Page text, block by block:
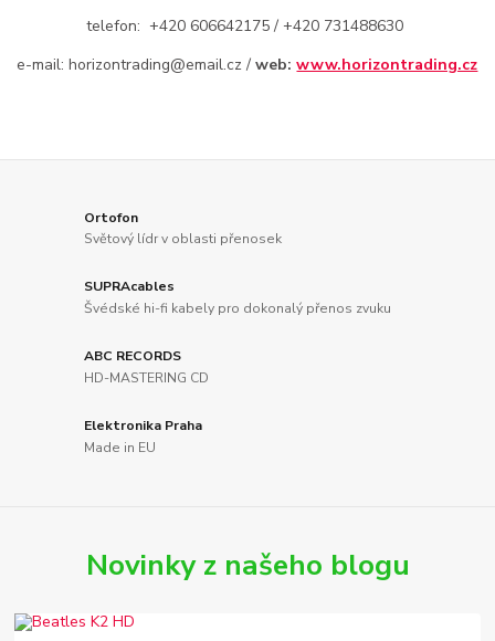
telefon: +420 606642175 / +420 731488630
e-mail: horizontrading@email.cz /web:www.horizontrading.cz
Ortofon
Světový lídr v oblasti přenosek
SUPRAcables
Švédské hi-fi kabely pro dokonalý přenos zvuku
ABC RECORDS
HD-MASTERING CD
Elektronika Praha
Made in EU
Novinky z našeho blogu